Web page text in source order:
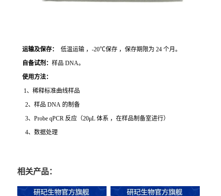
运输及保存：
低温运输 ，-20℃保存 ，保存期限为 24 个月。
自备试剂： 样品 DNA。
使用方法：
1、稀释标准曲线样品
2、样品 DNA 的制备
3、Probe qPCR 反应（20μL 体系 ，在样品制备室进行）
4、数据处理
相关产品：